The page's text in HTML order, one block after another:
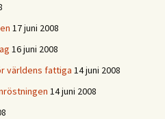
17 juni 2008
16 juni 2008
världens fattiga 14 juni 2008
14 juni 2008